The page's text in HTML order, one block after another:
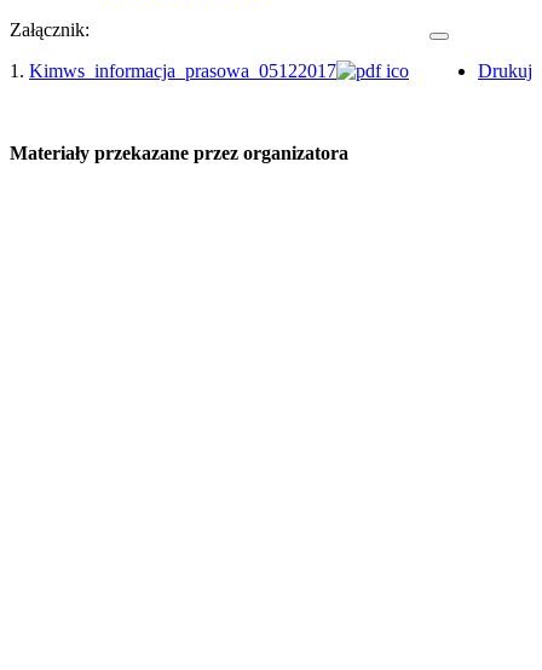
Drukuj
Załącznik:
1. Kimws_informacja_prasowa_05122017
Materiały przekazane przez organizatora